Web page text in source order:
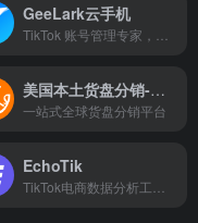
GeeLark云手机
美国本土货盘分销-代发货
一站式全球货盘分销平台
EchoTik